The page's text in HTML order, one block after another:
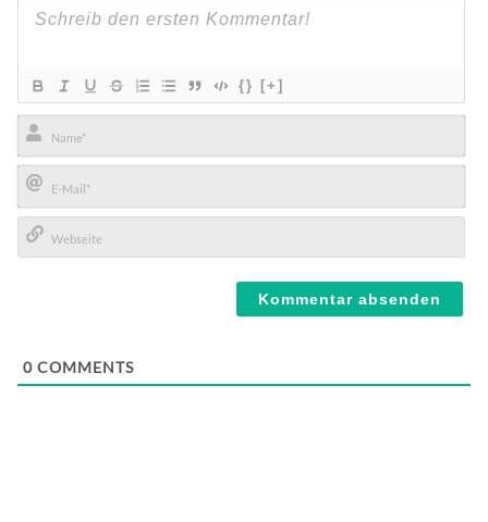
{} [+]
Name*
E-
Mail*
0 COMMENTS